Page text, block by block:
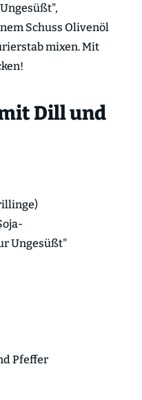
,
Schuss Olivenöl
mixen. Mit
Dill und
Ungesüßt"
Pfeffer